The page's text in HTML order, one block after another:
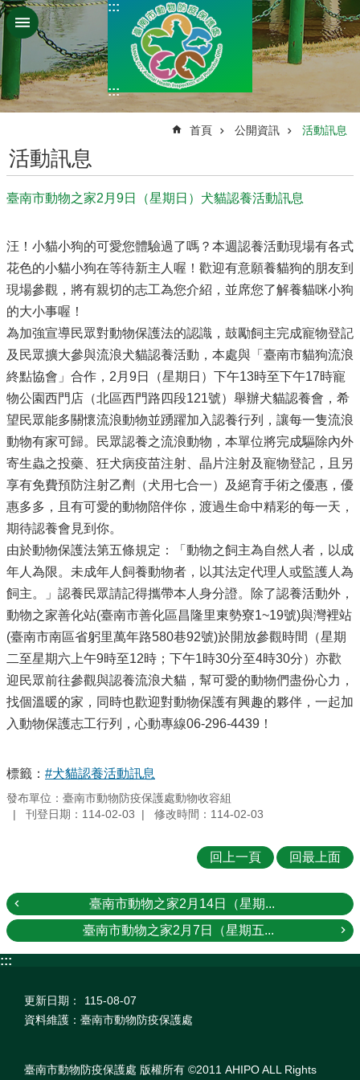
跳到主要內容區塊
:::
:::
首頁 公開資訊 活動訊息
活動訊息
臺南市動物之家2月9日（星期日）犬貓認養活動訊息
汪！小貓小狗的可愛您體驗過了嗎？本週認養活動現場有各式
花色的小貓小狗在等待新主人喔！歡迎有意願養貓狗的朋友到
現場參觀，將有親切的志工為您介紹，並席您了解養貓咪小狗
的大小事喔！
為加強宣導民眾對動物保護法的認識，鼓勵飼主完成寵物登記
及民眾擴大參與流浪犬貓認養活動，本處與「臺南市貓狗流浪
終點協會」合作，2月9日（星期日）下午13時至下午17時寵
物公園西門店（北區西門路四段121號）舉辦犬貓認養會，希
望民眾能多關懷流浪動物並踴躍加入認養行列，讓每一隻流浪
動物有家可歸。民眾認養之流浪動物，本單位將完成驅除內外
寄生蟲之投藥、狂犬病疫苗注射、晶片注射及寵物登記，且另
享有免費預防注射乙劑（犬用七合一）及絕育手術之優惠，優
惠多多，且有可愛的動物陪伴你，渡過生命中精彩的每一天，
期待認養會見到你。
由於動物保護法第五條規定：「動物之飼主為自然人者，以成
年人為限。未成年人飼養動物者，以其法定代理人或監護人為
飼主。」認養民眾請記得攜帶本人身分證。除了認養活動外，
動物之家善化站(臺南市善化區昌隆里東勢寮1~19號)與灣裡站
(臺南市南區省躬里萬年路580巷92號)於開放參觀時間（星期
二至星期六上午9時至12時；下午1時30分至4時30分）亦歡
迎民眾前往參觀與認養流浪犬貓，幫可愛的動物們盡份心力，
找個溫暖的家，同時也歡迎對動物保護有興趣的夥伴，一起加
入動物保護志工行列，心動專線06-296-4439！
標籤： #犬貓認養活動訊息
發布單位：臺南市動物防疫保護處動物收容組
刊登日期：114-02-03
修改時間：114-02-03
回上一頁 回最上面
臺南市動物之家2月14日（星期...
臺南市動物之家2月7日（星期五...
:::
更新日期：
115-08-07
資料維護：臺南市動物防疫保護處
臺南市動物防疫保護處 版權所有 ©2011 AHIPO ALL Rights